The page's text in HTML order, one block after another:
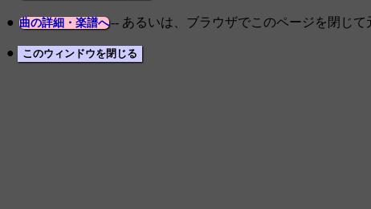
● 曲の詳細・楽譜へ-- あるいは、ブラウザでこのページを閉じて
●